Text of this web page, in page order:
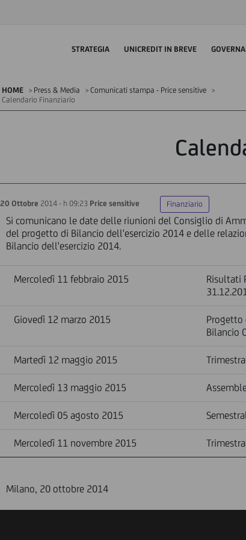
STRATEGIA UNICREDIT IN BREVE
HOME Press & Media
Comunicati stampa - Price sensitive
Calendario Finanziario
20 Ottobre 2014 - h 09:23 Price sensitive Finanziario
Si comunicano le date delle riunioni del Consiglio di
del progetto di Bilancio dell'esercizio 2014 e delle
Bilancio dell'esercizio 2014.
Mercoledì 11 febbraio 2015
Risultati
Giovedì 12 marzo 2015
Progetto
Bilancio
Martedì 12 maggio 2015
Mercoledì 13 maggio 2015
Mercoledì 05 agosto 2015
Mercoledì 11 novembre 2015
Milano, 20 ottobre 2014